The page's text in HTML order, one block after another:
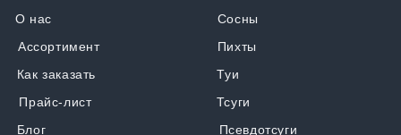
О нас
Ассортимент
Как заказать
Прайс-лист
Сосны
Пихты
Туи
Тсуги
Псевдотсуги
Блог